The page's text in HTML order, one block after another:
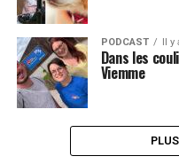
PODCAST Il y
Dans les
Viemme